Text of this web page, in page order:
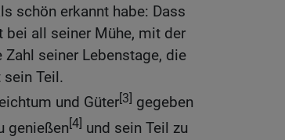
schön erkannt habe: Dass
bei all seiner Mühe, mit der
seiner Lebenstage, die
Teil.
und Güter[3] gegeben
genießen[4] und sein Teil zu